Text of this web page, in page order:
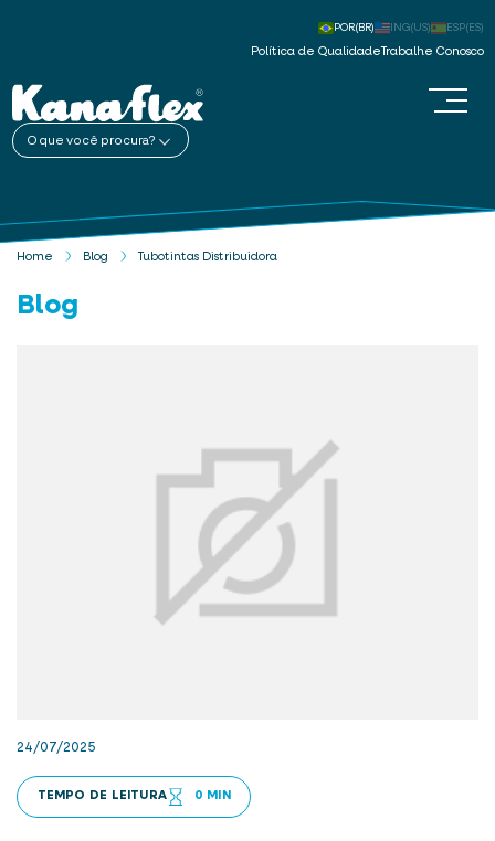
Política de Qualidade Trabalhe Conosco
POR(BR) ING(US) ESP(ES)
O que você procura?
Home Blog Tubotintas Distribuidora
Blog
24/07/2025
TEMPO DE LEITURA 0 MIN